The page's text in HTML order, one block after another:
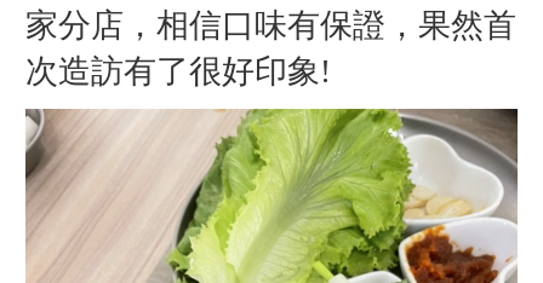
家分店，相信口味有保證，果然首
次造訪有了很好印象!